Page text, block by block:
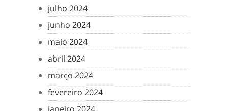
julho 2024
junho 2024
maio 2024
abril 2024
março 2024
fevereiro 2024